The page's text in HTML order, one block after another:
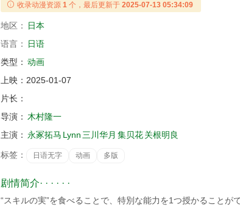
收录动漫资源 1 个，最后更新于 2025-07-13 05:34:09
地区：
日本
语言：
日语
类型： 动画
上映： 2025-01-07
片长：
导演： 木村隆一
主演： 永冢拓马 Lynn 三川华月 集贝花关根明良
标签： 日语无字 动画 多版
剧情简介· · · · · ·
“スキルの実”を食べることで、特別な能力を1つ授かること